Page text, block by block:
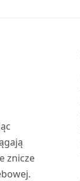
znicze